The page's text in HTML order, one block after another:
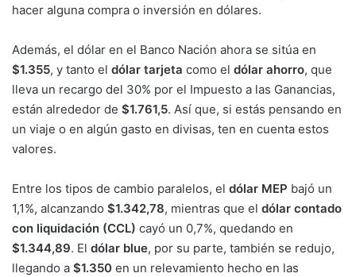
hacer alguna compra o inversión en dólares.
Además, el dólar en el Banco Nación ahora se sitúa en
$1.355, y tanto el dólar tarjeta como el dólar ahorro, que
lleva un recargo del 30% por el Impuesto a las Ganancias,
están alrededor de $1.761,5. Así que, si estás pensando en
un viaje o en algún gasto en divisas, ten en cuenta estos
valores.
Entre los tipos de cambio paralelos, el dólar MEP bajó un
1,1%, alcanzando $1.342,78, mientras que el dólar contado
con liquidación (CCL) cayó un 0,7%, quedando en
$1.344,89. El dólar blue, por su parte, también se redujo,
llegando a $1.350 en un relevamiento hecho en las